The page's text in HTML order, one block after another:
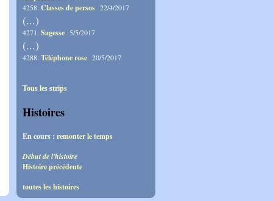
4258. Classes de persos 22/4/2017
(...)
4271. Sagesse 5/5/2017
(...)
4288. Téléphone rose 20/5/2017
Tous les strips
Histoires
En cours : remonter le temps
Début de l'histoire
Histoire précédente
toutes les histoires